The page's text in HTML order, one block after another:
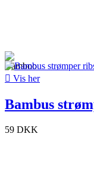
 Vis her
Bambus
59 DKK